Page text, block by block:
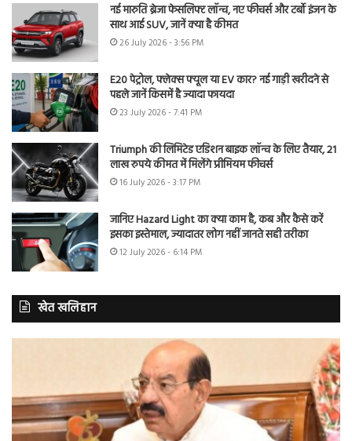
नई मारुति ब्रेजा फेसलिफ्ट लॉन्च, नए फीचर्स और टर्बो इंजन के
साथ आई SUV, जानें क्या है कीमत
26 July 2026 - 3:56 PM
E20 पेट्रोल, फ्लेक्स फ्यूल या EV कार? नई गाड़ी खरीदने से
पहले जानें किसमें है ज्यादा फायदा
23 July 2026 - 7:41 PM
Triumph की लिमिटेड एडिशन बाइक लॉन्च के लिए तैयार, 21
लाख रुपये कीमत में मिलेंगे प्रीमियम फीचर्स
16 July 2026 - 3:17 PM
जानिए Hazard Light का क्या काम है, कब और कैसे करें
इसका इस्तेमाल, ज्यादातर लोग नहीं जानते सही तरीका
12 July 2026 - 6:14 PM
खेत खलिहान